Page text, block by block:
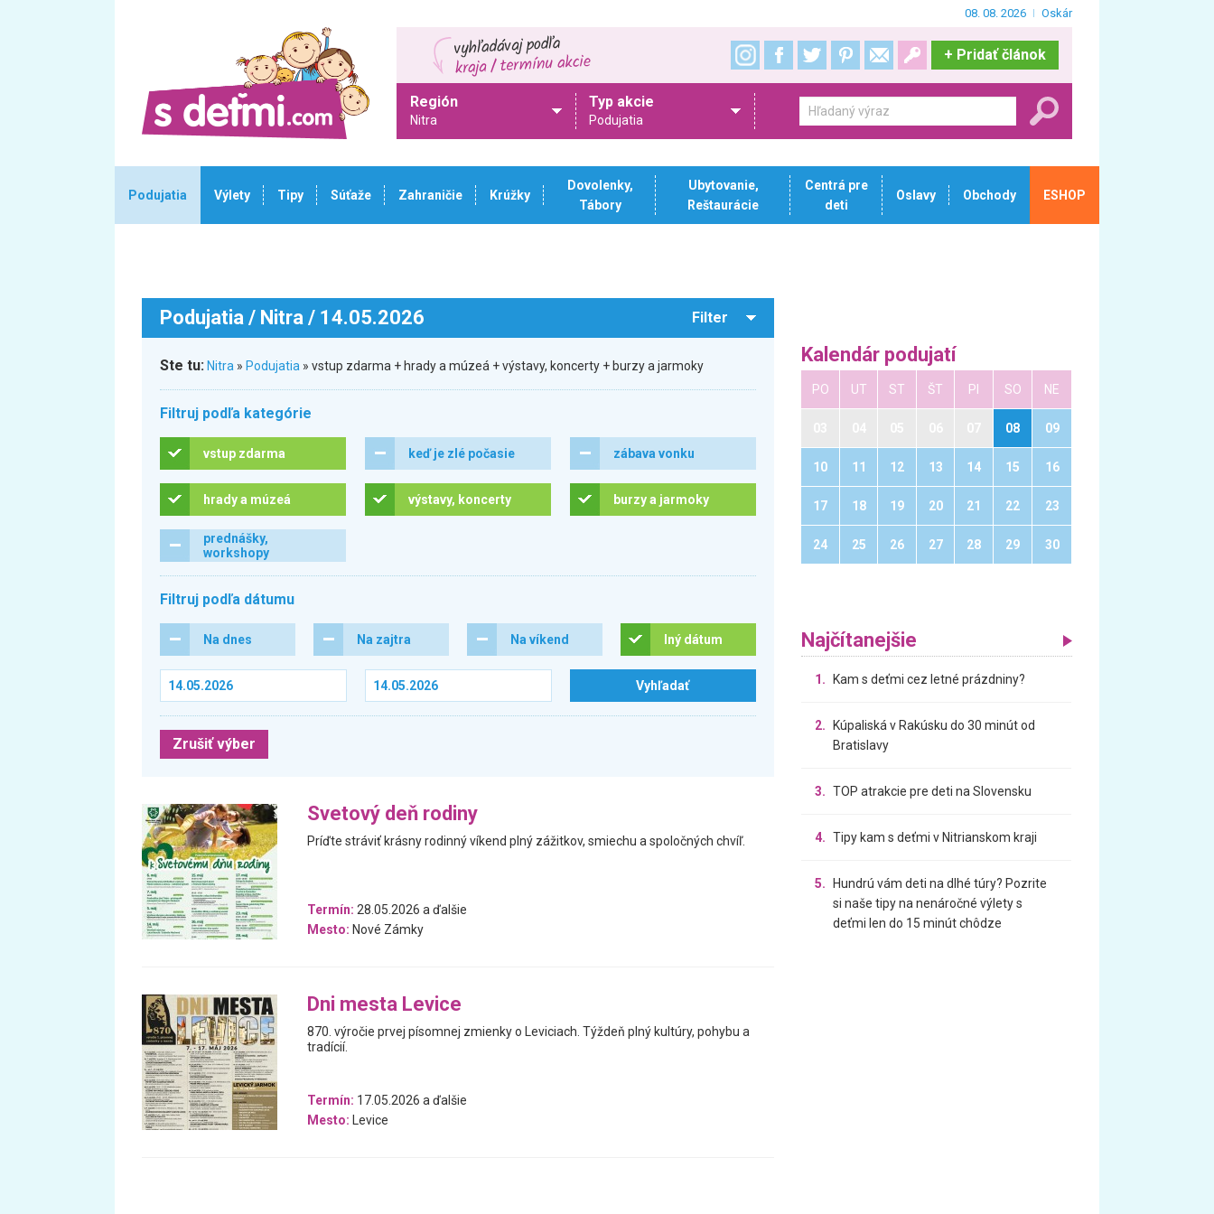
08. 08. 2026 Oskár
+ Pridať článok
Región
Nitra
Typ akcie
Podujatia
Podujatia Výlety Tipy Súťaže Zahraničie Krúžky
Dovolenky,
Tábory
Ubytovanie,
Reštaurácie
Centrá pre
deti
Oslavy Obchody ESHOP
Podujatia / Nitra / 14.05.2026 Filter
Ste tu: Nitra » Podujatia » vstup zdarma + hrady a múzeá + výstavy, koncerty + burzy a jarmoky
Filtruj podľa kategórie
vstup zdarma keď je zlé počasie zábava vonku
hrady a múzeá výstavy, koncerty burzy a jarmoky
prednášky,
workshopy
Filtruj podľa dátumu
Na dnes Na zajtra Na víkend Iný dátum
Zrušiť výber
Svetový deň rodiny
Príďte stráviť krásny rodinný víkend plný zážitkov, smiechu a spoločných chvíľ.
Termín: 28.05.2026 a ďalšie
Mesto: Nové Zámky
Dni mesta Levice
870. výročie prvej písomnej zmienky o Leviciach. Týždeň plný kultúry, pohybu a
tradícií.
Termín: 17.05.2026 a ďalšie
Mesto: Levice
Kalendár podujatí
PO UT ST ŠT PI SO NE
08 09
10 11 12 13 14 15 16
17 18 19 20 21 22 23
24 25 26 27 28 29 30
Najčítanejšie
1. Kam s deťmi cez letné prázdniny?
2.
Kúpaliská v Rakúsku do 30 minút od
Bratislavy
3. TOP atrakcie pre deti na Slovensku
4. Tipy kam s deťmi v Nitrianskom kraji
5.
Hundrú vám deti na dlhé túry? Pozrite
si naše tipy na nenáročné výlety s
deťmi len do 15 minút chôdze